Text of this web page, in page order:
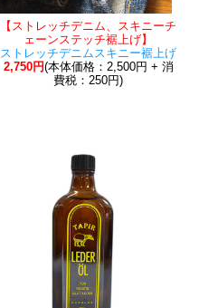
【ストレッチデニム、スキニーチ
ェーンステッチ裾上げ】
ストレッチデニムスキニー裾上げ
2,750円(本体価格：2,500円 + 消
費税：250円)